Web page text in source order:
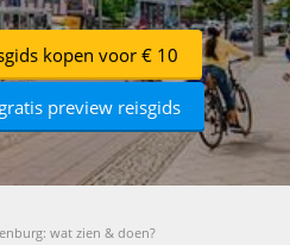
kopen voor € 10
preview reisgids
wat zien & doen?